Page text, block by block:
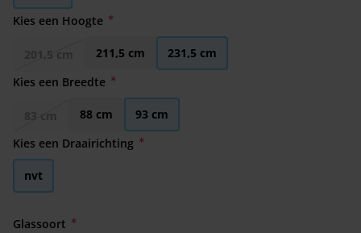
Kies een Hoogte
211,5 cm
231,5 cm
Kies een Breedte
88 cm
93 cm
Kies een Draairichting
nvt
Glassoort